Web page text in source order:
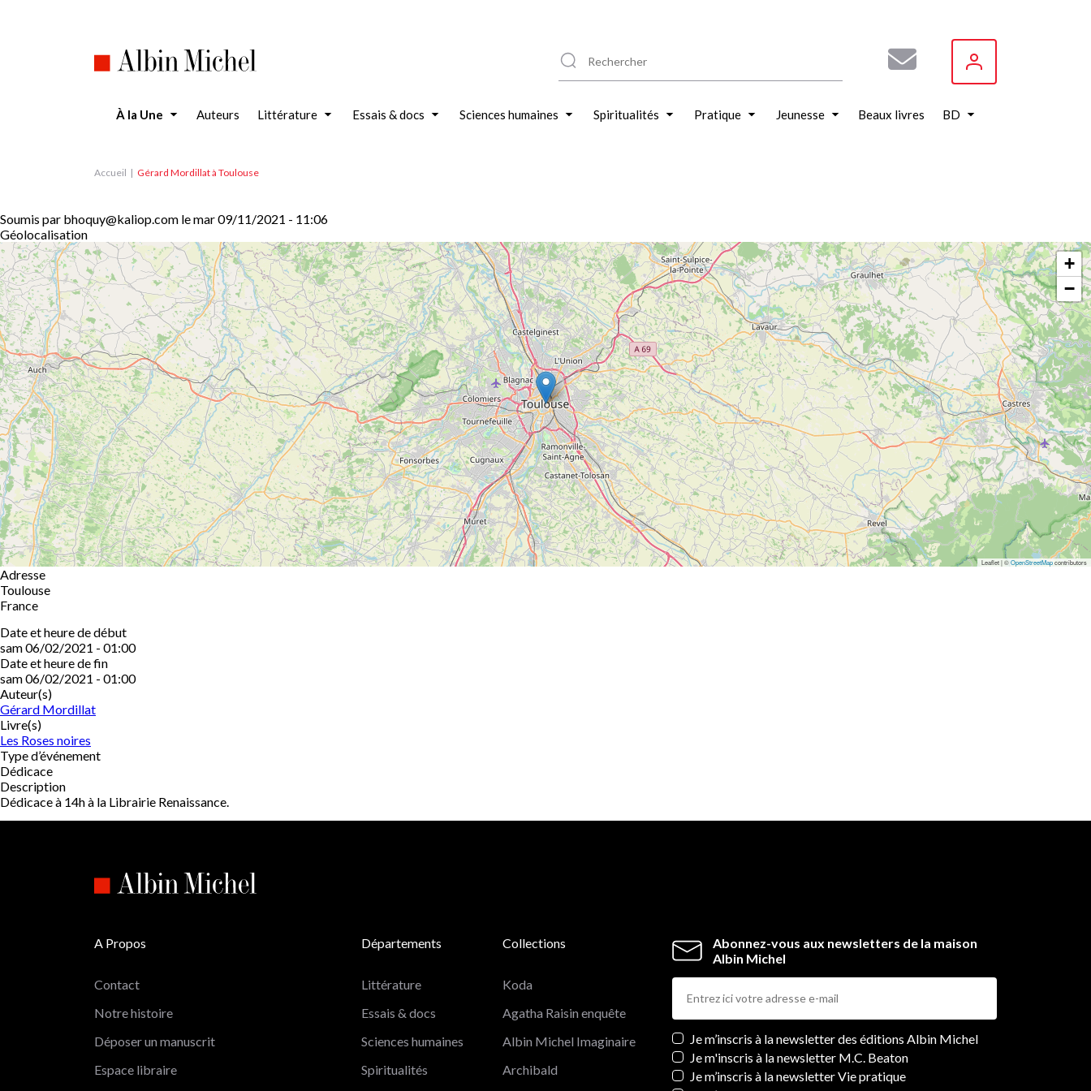
À la Une Auteurs Littérature Essais & docs Sciences humaines Spiritualités Pratique Jeunesse Beaux livres BD
Accueil Gérard Mordillat à Toulouse
Soumis par bhoquy@kaliop.com lemar 09/11/2021 - 11:06
Géolocalisation
+
−
Leaflet | ©OpenStreetMapcontributors
Adresse
Toulouse
France
Date et heure de début
sam 06/02/2021 - 01:00
Date et heure de fin
sam 06/02/2021 - 01:00
Auteur(s)
Gérard Mordillat
Livre(s)
Les Roses noires
Type d’événement
Dédicace
Description
Dédicace à 14h à la Librairie Renaissance.
Abonnez-vous aux newsletters de la maison
Albin Michel
Newsletters
Je m’inscris à la newsletter des éditions Albin Michel
Je m'inscris à la newsletter M.C. Beaton
Je m’inscris à la newsletter Vie pratique
A Propos
Contact
Notre histoire
Déposer un manuscrit
Espace libraire
Départements
Littérature
Essais & docs
Sciences humaines
Spiritualités
Collections
Koda
Agatha Raisin enquête
Albin Michel Imaginaire
Archibald